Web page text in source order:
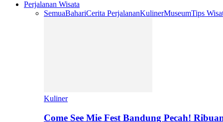
Perjalanan Wisata
SemuaBahariCerita PerjalananKulinerMuseumTips
Kuliner
Come See Mie Fest Bandung Pecah!